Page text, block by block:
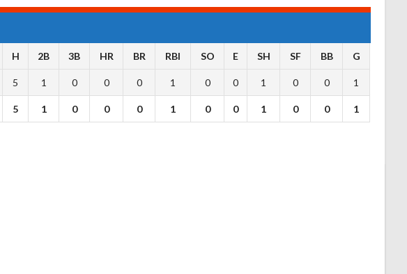
H 2B 3B HR BR RBI SO E SH SF BB G
5 1 0 0 0 1 0 0 1 0 0 1
5 1 0 0 0 1 0 0 1 0 0 1